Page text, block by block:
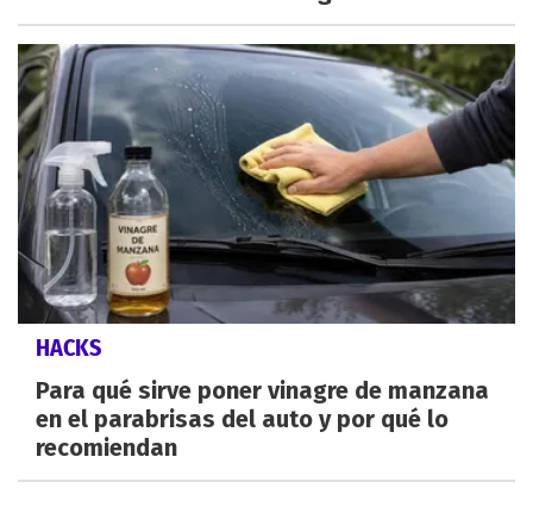
HACKS
Para qué sirve poner vinagre de manzana
en el parabrisas del auto y por qué lo
recomiendan